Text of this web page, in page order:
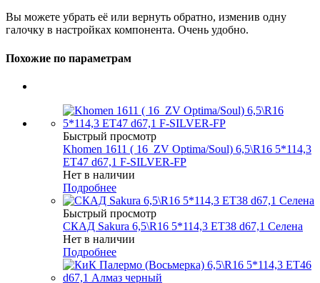
Вы можете убрать её или вернуть обратно, изменив одну
галочку в настройках компонента. Очень удобно.
Похожие по параметрам
Быстрый просмотр
Khomen 1611 ( 16_ZV Optima/Soul) 6,5\R16 5*114,3
ET47 d67,1 F-SILVER-FP
Нет в наличии
Подробнее
Быстрый просмотр
СКАД Sakura 6,5\R16 5*114,3 ET38 d67,1 Селена
Нет в наличии
Подробнее